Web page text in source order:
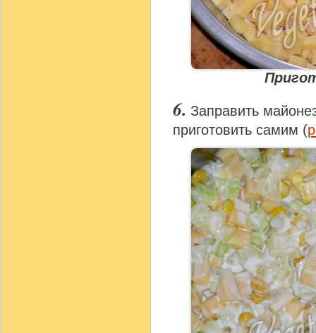
Заправить
приготовить самим (